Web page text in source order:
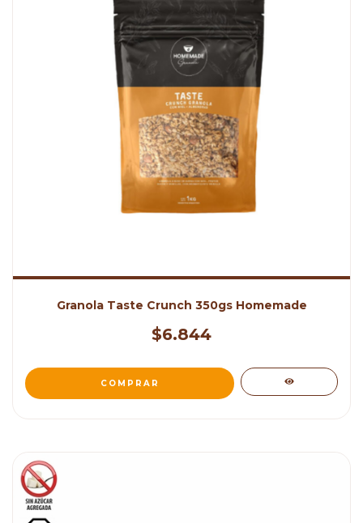
Granola Taste Crunch 350gs Homemade
$6.844